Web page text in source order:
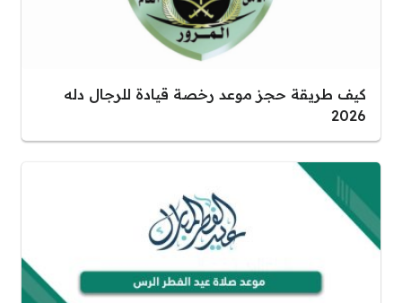
كيف طريقة حجز موعد رخصة قيادة للرجال دله
2026